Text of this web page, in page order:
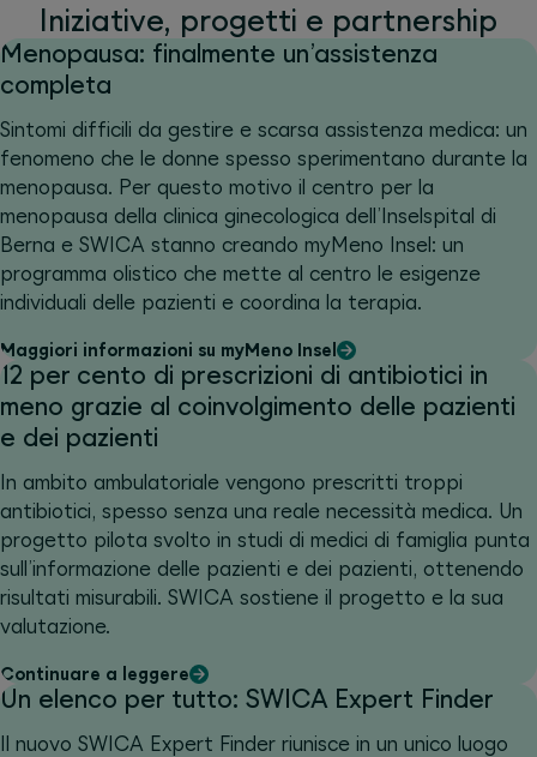
Iniziative, progetti e partnership
Menopausa: finalmente un’assistenza
completa
Sintomi difficili da gestire e scarsa assistenza medica: un
fenomeno che le donne spesso sperimentano durante la
menopausa. Per questo motivo il centro per la
menopausa della clinica ginecologica dell’Inselspital di
Berna e SWICA stanno creando myMeno Insel: un
programma olistico che mette al centro le esigenze
individuali delle pazienti e coordina la terapia.
Maggiori informazioni su myMeno Insel
12 per cento di prescrizioni di antibiotici in
meno grazie al coinvolgimento delle pazienti
e dei pazienti
In ambito ambulatoriale vengono prescritti troppi
antibiotici, spesso senza una reale necessità medica. Un
progetto pilota svolto in studi di medici di famiglia punta
sull’informazione delle pazienti e dei pazienti, ottenendo
risultati misurabili. SWICA sostiene il progetto e la sua
valutazione.
Continuare a leggere
Un elenco per tutto: SWICA Expert Finder
Il nuovo SWICA Expert Finder riunisce in un unico luogo